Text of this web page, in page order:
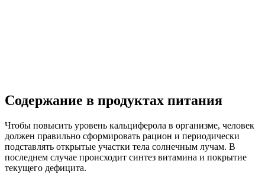
Содержание в продуктах питания
Чтобы повысить уровень кальциферола в организме, человек
должен правильно сформировать рацион и периодически
подставлять открытые участки тела солнечным лучам. В
последнем случае происходит синтез витамина и покрытие
текущего дефицита.